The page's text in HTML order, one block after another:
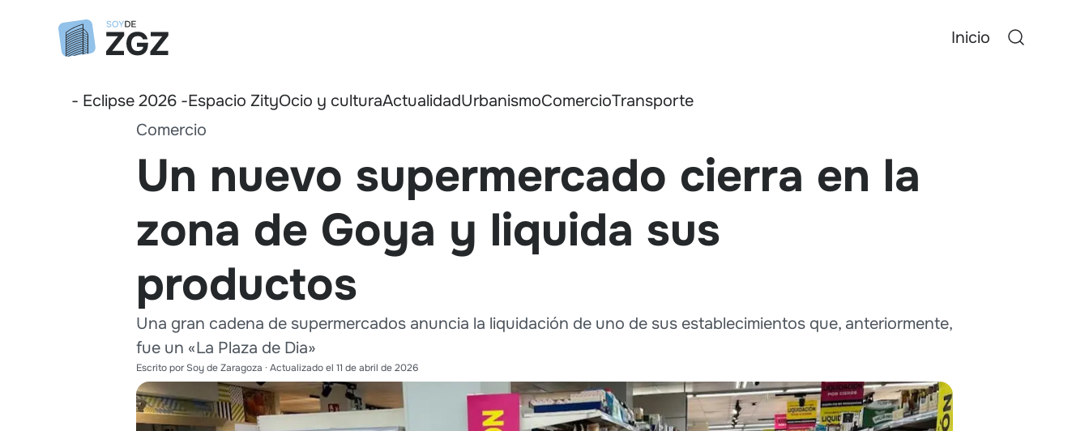
Inicio
- Eclipse 2026 -Espacio ZityOcio y culturaActualidadUrbanismoComercioTransporte
Comercio
Un nuevo supermercado cierra en la
zona de Goya y liquida sus
productos
Una gran cadena de supermercados anuncia la liquidación de uno de sus establecimientos que, anteriormente,
fue un «La Plaza de Dia»
Escrito porSoy de Zaragoza · Actualizado el 11 de abril de 2026